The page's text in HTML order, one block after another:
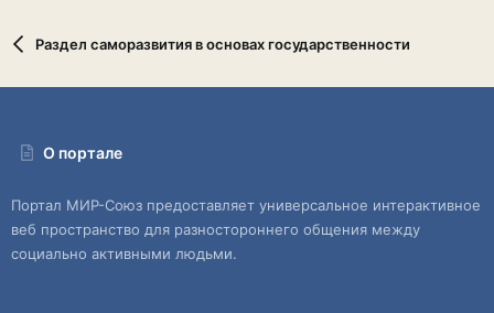
Раздел саморазвития в основах государственности
О портале
Портал МИР-Союз предоставляет универсальное интерактивное
веб пространство для разностороннего общения между
социально активными людьми.